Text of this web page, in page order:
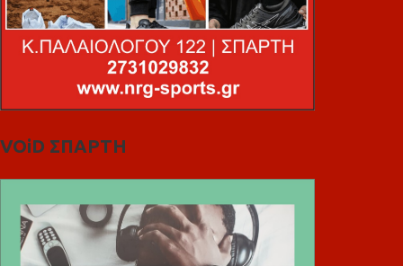
VOiD ΣΠΑΡΤΗ